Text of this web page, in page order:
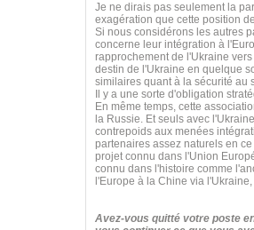
Je ne dirais pas seulement la
exagération que cette position
Si nous considérons les autres
concerne leur intégration à
rapprochement de l'Ukraine
destin de l'Ukraine en quelque
similaires quant à la sécurité au
Il y a une sorte d'obligation
En même temps, cette
la Russie. Et seuls avec
contrepoids aux menées
partenaires assez naturels en
projet connu dans l'Union
connu dans l'histoire comme
l'Europe à la Chine via
Avez-vous quitté votre poste